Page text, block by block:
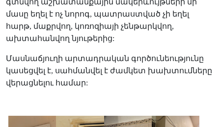
գտնվող աշխատանքային մակերևույթների մի
մասը եղել է ոչ նորոգ, պատրաստված չի եղել
հարթ, մաքրվող, կոռոզիայի չենթարկվող,
ախտահանվող նյութերից:
Մասնաճյուղի արտադրական գործունեությունը
կասեցվել է, սահմանվել է ժամկետ խախտումները
վերացնելու համար: